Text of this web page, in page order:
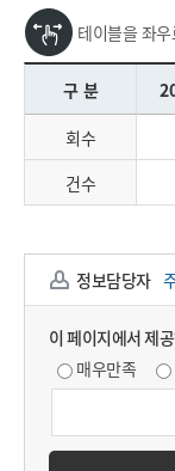
테이블을 좌
구 분
회수
건수
정보담당자
이 페이지에서 제
매우만족